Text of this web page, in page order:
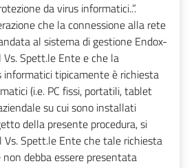
da virus informatici..”.
che la connessione alla rete
al sistema di gestione Endox-
Vs. Spett.le Ente e che la
informatici tipicamente è richiesta
(i.e. PC fissi, portatili, tablet
su cui sono installati
della presente procedura, si
Vs. Spett.le Ente che tale richiesta
debba essere presentata